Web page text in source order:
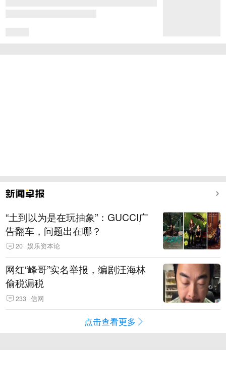
“土到以为是在玩抽象”：GUCCI广
告翻车，问题出在哪？
20 娱乐资本论
网红“峰哥”实名举报，编剧汪海林
偷税漏税
233 信网
点击查看更多